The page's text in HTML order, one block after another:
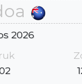
2026